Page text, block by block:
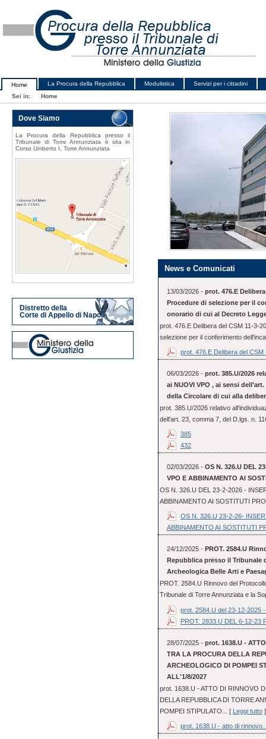
Home La Procura della Repubblica Modulistica
Servizi per i cittadini
Sei in:
Home
News e Comunicati
13/03/2026 - prot. 476.E
Procedure di selezione per il
onorario di cui al Decreto
prot. 476.E Delibera del CSM 11-3-
selezione per il conferimento
prot. 476.E Delibera del CSM
06/03/2026 - prot. 385.U/2026
ai NUOVI VPO , ai sensi
della Circolare di cui alla
prot. 385.U/2026 relativo
dell'art. 23, comma 7, del D.lgs. n.
385
432
02/03/2026 - OS N. 326.U DEL
VPO E ABBINAMENTO AI
OS N. 326.U DEL 23-2-2026 -
ABBINAMENTO AI SOSTITUTI
OS N. 326.U 23-2-26-
ABBINAMENTO AI SOSTITUTI
24/12/2025 - PROT. 2584.U
Repubblica presso il Tribunale
Archeologica Belle Arti e
PROT. 2584.U Rinnovo del
Tribunale di Torre Annunziata e la
prot. 2584.U del 23-12-2025
PROT. 2833.U DEL 6-12-23
28/07/2025 - prot. 1638.U -
TRA LA PROCURA DELLA
ARCHEOLOGICO DI POMPEI
ALL'1/8/2027
prot. 1638.U - ATTO DI RINNOVO
DELLA REPUBBLICA DI TORRE
POMPEI STIPULATO... [ Leggi tutto]
prot. 1638.U - atto di
Dove Siamo
La Procura della Repubblica presso il
Tribunale di Torre Annunziata è sita in
Corso Umberto I, Torre Annunziata
Distretto della
Corte di Appello di Napoli